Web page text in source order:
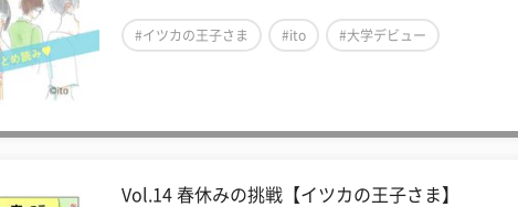
#イツカの王子さま #ito #大学デビュー
Vol.14 春休みの挑戦【イツカの王子さま】